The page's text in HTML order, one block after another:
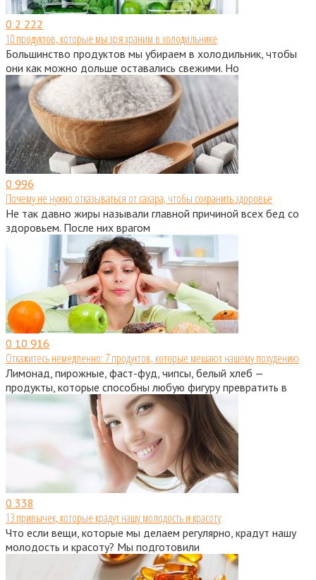
0 2 222
10 продуктов, которые мы зря храним в холодильнике
Большинство продуктов мы убираем в холодильник, чтобы
они как можно дольше оставались свежими. Но
0 996
Почему не нужно отказываться от сахара, чтобы сохранить здоровье
Не так давно жиры называли главной причиной всех бед со
здоровьем. После них врагом
0 10 916
Откажитесь немедленно: 7 продуктов, которые мешают нашему похудению
Лимонад, пирожные, фаст-фуд, чипсы, белый хлеб —
продукты, которые способны любую фигуру превратить в
0 338
13 привычек, которые крадут нашу молодость и красоту
Что если вещи, которые мы делаем регулярно, крадут нашу
молодость и красоту? Мы подготовили